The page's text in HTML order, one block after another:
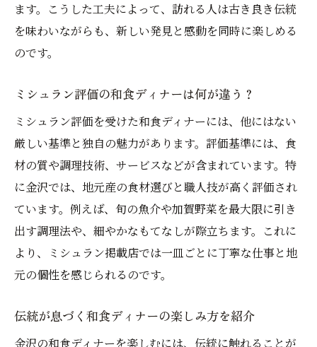
ます。こうした工夫によって、訪れる人は古き良き伝統
を味わいながらも、新しい発見と感動を同時に楽しめる
のです。
ミシュラン評価の和食ディナーは何が違う？
ミシュラン評価を受けた和食ディナーには、他にはない
厳しい基準と独自の魅力があります。評価基準には、食
材の質や調理技術、サービスなどが含まれています。特
に金沢では、地元産の食材選びと職人技が高く評価され
ています。例えば、旬の魚介や加賀野菜を最大限に引き
出す調理法や、細やかなもてなしが際立ちます。これに
より、ミシュラン掲載店では一皿ごとに丁寧な仕事と地
元の個性を感じられるのです。
伝統が息づく和食ディナーの楽しみ方を紹介
金沢の和食ディナーを楽しむには、伝統に触れることが